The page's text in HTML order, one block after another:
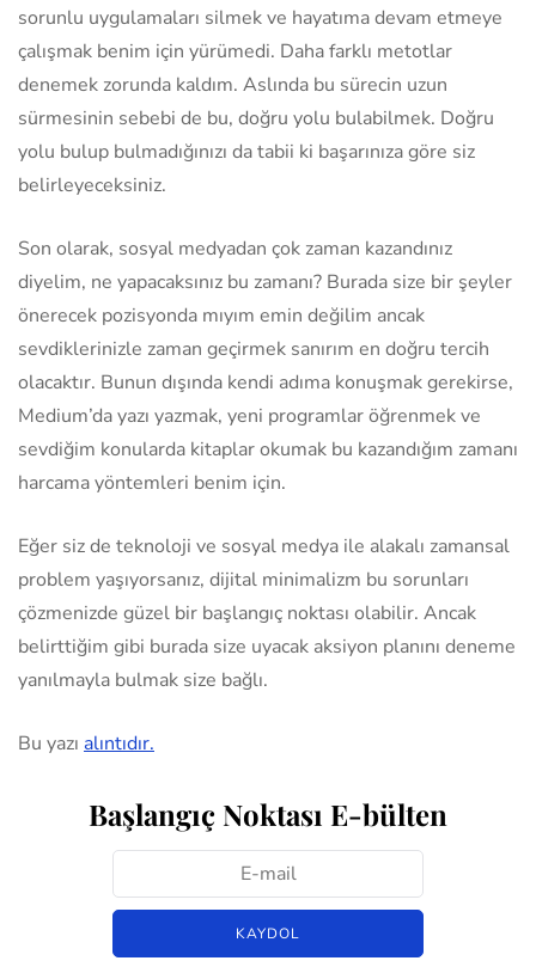
sorunlu uygulamaları silmek ve hayatıma devam etmeye
çalışmak benim için yürümedi. Daha farklı metotlar
denemek zorunda kaldım. Aslında bu sürecin uzun
sürmesinin sebebi de bu, doğru yolu bulabilmek. Doğru
yolu bulup bulmadığınızı da tabii ki başarınıza göre siz
belirleyeceksiniz.
Son olarak, sosyal medyadan çok zaman kazandınız
diyelim, ne yapacaksınız bu zamanı? Burada size bir şeyler
önerecek pozisyonda mıyım emin değilim ancak
sevdiklerinizle zaman geçirmek sanırım en doğru tercih
olacaktır. Bunun dışında kendi adıma konuşmak gerekirse,
Medium’da yazı yazmak, yeni programlar öğrenmek ve
sevdiğim konularda kitaplar okumak bu kazandığım zamanı
harcama yöntemleri benim için.
Eğer siz de teknoloji ve sosyal medya ile alakalı zamansal
problem yaşıyorsanız, dijital minimalizm bu sorunları
çözmenizde güzel bir başlangıç noktası olabilir. Ancak
belirttiğim gibi burada size uyacak aksiyon planını deneme
yanılmayla bulmak size bağlı.
Bu yazı alıntıdır.
Başlangıç Noktası E-bülten